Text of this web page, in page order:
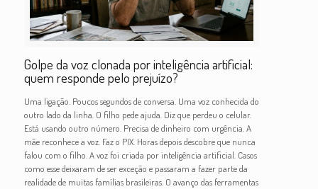
Golpe da voz clonada por inteligência artificial:
quem responde pelo prejuízo?
Uma ligação. Poucos segundos de conversa. Uma voz conhecida do
outro lado da linha. O filho pede ajuda. Diz que perdeu o celular.
Está usando outro número. Precisa de dinheiro com urgência. A
mãe reconhece a voz. Faz o PIX. Horas depois descobre que nunca
falou com o filho. A voz foi criada por inteligência artificial. Casos
como esse deixaram de ser exceção e passaram a fazer parte da
realidade de muitas famílias brasileiras. O avanço das ferramentas